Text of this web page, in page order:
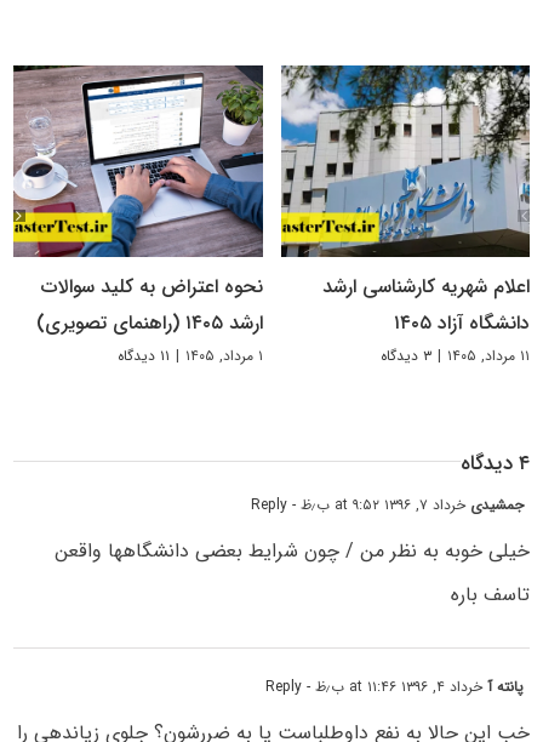
اعلام شهریه کارشناسی ارشد
دانشگاه آزاد ۱۴۰۵
۱۱ مرداد, ۱۴۰۵ | ۳ دیدگاه
نحوه اعتراض به کلید سوالات
ارشد ۱۴۰۵ (راهنمای تصویری)
۱ مرداد, ۱۴۰۵ | ۱۱ دیدگاه
۴ دیدگاه
جمشیدی خرداد ۷, ۱۳۹۶ at ۹:۵۲ ب٫ظ - Reply
خیلی خوبه به نظر من / چون شرایط بعضی دانشگاهها واقعن
تاسف باره
پانته آخرداد ۴, ۱۳۹۶ at ۱۱:۴۶ ب٫ظ - Reply
خب این حالا به نفع داوطلباست یا به ضررشون؟ جلوی زیاندهی را